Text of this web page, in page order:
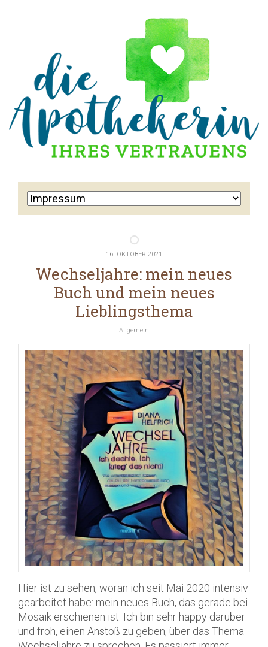
16. OKTOBER 2021
Wechseljahre: mein neues
Buch und mein neues
Lieblingsthema
Allgemein
Hier ist zu sehen, woran ich seit Mai 2020 intensiv
gearbeitet habe: mein neues Buch, das gerade bei
Mosaik erschienen ist. Ich bin sehr happy darüber
und froh, einen Anstoß zu geben, über das Thema